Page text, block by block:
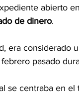
abierto
de dinero.
era considerado
pasado
se centraba en